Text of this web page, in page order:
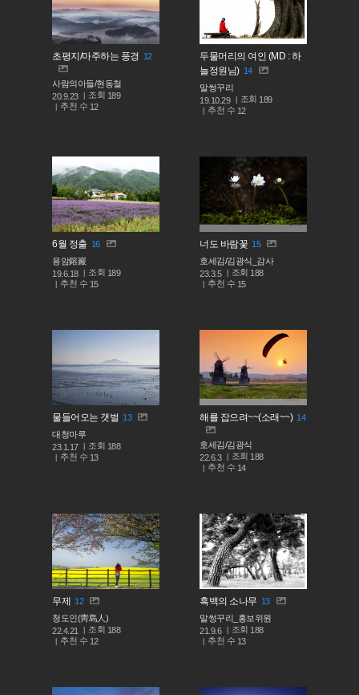
초평지/마주하는 풍경 12
사람의아들/현동철
20.9.23
조회 189
추천 수 12
두물머리의 여인 (MD : 하
늘정원님) 14
말썽꾸리
19.10.29
조회 189
추천 수 12
6월 정출 16
용암鎔巖
19.6.18
조회 189
추천 수 15
너도 바람꽃 15
호세김/김광식_감사
23.3.5
조회 188
추천 수 15
물들어오는 갯벌 13
대청마루
23.1.17
조회 188
추천 수 13
해를 잡으려~~(소래~~) 14
호세김/김광식
22.6.3
조회 188
추천 수 14
무제 12
청도인(靑島人)
22.4.21
조회 188
추천 수 12
흑백의 소나무 13
말썽꾸리_홍보위원
21.9.6
조회 188
추천 수 13